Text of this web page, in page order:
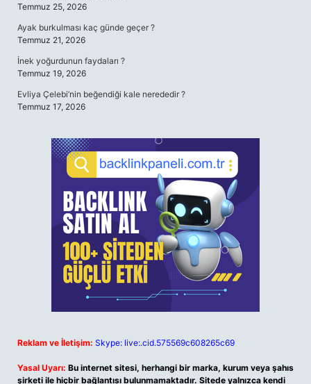
Temmuz 25, 2026
Ayak burkulması kaç günde geçer ?
Temmuz 21, 2026
İnek yoğurdunun faydaları ?
Temmuz 19, 2026
Evliya Çelebi’nin beğendiği kale nerededir ?
Temmuz 17, 2026
Reklam ve İletişim: Skype: live:.cid.575569c608265c69
Yasal Uyarı: Bu internet sitesi, herhangi bir marka, kurum veya şahıs
şirketi ile hiçbir bağlantısı bulunmamaktadır. Sitede yalnızca kendi